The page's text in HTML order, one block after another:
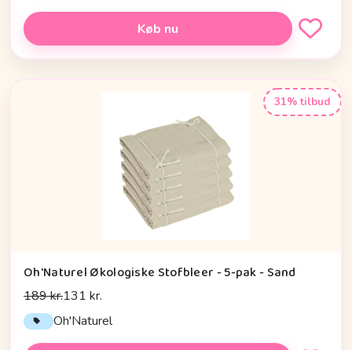
Køb nu
31% tilbud
Oh'Naturel Økologiske Stofbleer - 5-pak - Sand
189 kr.131 kr.
Oh'Naturel